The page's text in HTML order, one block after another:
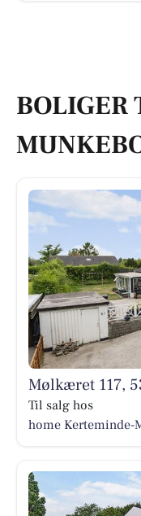
BOLIGER
Mølkæret 117,
Til salg hos
home Kerteminde-